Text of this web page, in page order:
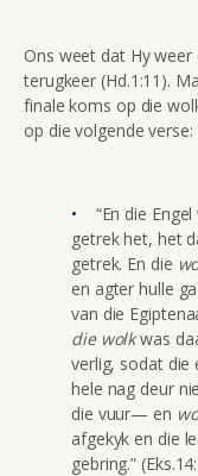
Ons weet dat Hy
terugkeer (Hd.1:11).
finale koms op die
op die volgende verse:
“En die
getrek het, het
getrek. En die
en agter hulle
van die
die wolkwas
verlig, sodat die
hele nag deur
die vuur— en
afgekyk en die
gebring.”